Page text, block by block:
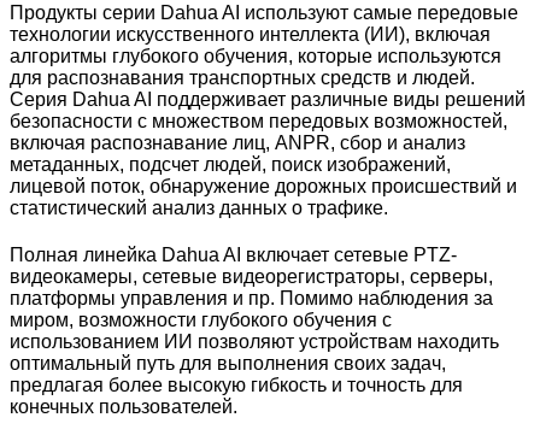
Продукты серии Dahua AI используют самые передовые
технологии искусственного интеллекта (ИИ), включая
алгоритмы глубокого обучения, которые используются
для распознавания транспортных средств и людей.
Серия Dahua AI поддерживает различные виды решений
безопасности с множеством передовых возможностей,
включая распознавание лиц, ANPR, сбор и анализ
метаданных, подсчет людей, поиск изображений,
лицевой поток, обнаружение дорожных происшествий и
статистический анализ данных о трафике.
Полная линейка Dahua AI включает сетевые PTZ-
видеокамеры, сетевые видеорегистраторы, серверы,
платформы управления и пр. Помимо наблюдения за
миром, возможности глубокого обучения с
использованием ИИ позволяют устройствам находить
оптимальный путь для выполнения своих задач,
предлагая более высокую гибкость и точность для
конечных пользователей.